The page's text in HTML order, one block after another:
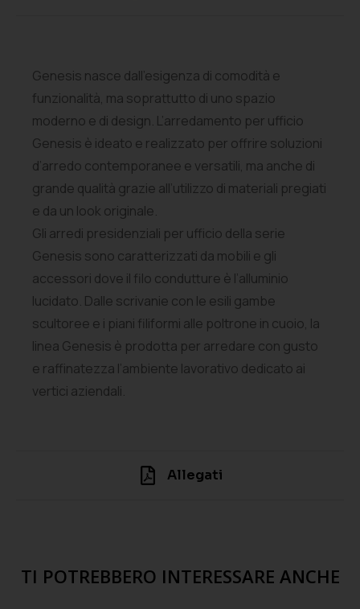
Genesis nasce dall’esigenza di comodità e
funzionalità, ma soprattutto di uno spazio
moderno e di design. L’arredamento per ufficio
Genesis è ideato e realizzato per offrire soluzioni
d’arredo contemporanee e versatili, ma anche di
grande qualità grazie all’utilizzo di materiali pregiati
e da un look originale.
Gli arredi presidenziali per ufficio della serie
Genesis sono caratterizzati da mobili e gli
accessori dove il filo condutture è l’alluminio
lucidato. Dalle scrivanie con le esili gambe
scultoree e i piani filiformi alle poltrone in cuoio, la
linea Genesis è prodotta per arredare con gusto
e raffinatezza l’ambiente lavorativo dedicato ai
vertici aziendali.
Allegati
TI POTREBBERO INTERESSARE ANCHE